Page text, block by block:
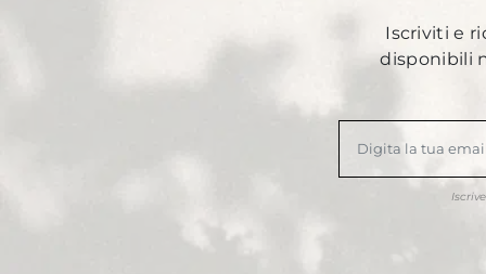
Iscriviti e
disponibili